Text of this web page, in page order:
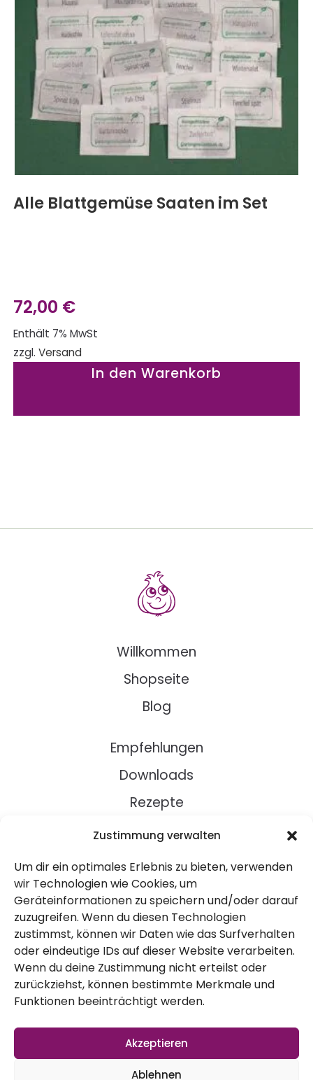
Zustimmung verwalten
Um dir ein optimales Erlebnis zu bieten, verwenden
wir Technologien wie Cookies, um
Geräteinformationen zu speichern und/oder darauf
zuzugreifen. Wenn du diesen Technologien
zustimmst, können wir Daten wie das Surfverhalten
oder eindeutige IDs auf dieser Website verarbeiten.
Wenn du deine Zustimmung nicht erteilst oder
zurückziehst, können bestimmte Merkmale und
Funktionen beeinträchtigt werden.
Akzeptieren
Ablehnen
Alle Blattgemüse Saaten im Set
72,00 €
Enthält 7% MwSt
zzgl. Versand
In den Warenkorb
Willkommen
Shopseite
Blog
Empfehlungen
Downloads
Rezepte
Über Uns
Kontakt
Impressum
Datenschutz
AGB
Widerruf